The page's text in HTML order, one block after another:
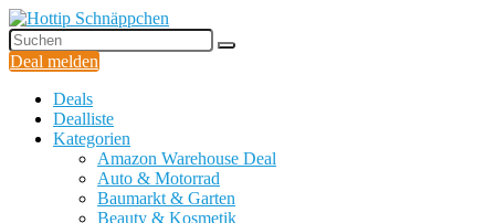
Deal melden
Deals
Dealliste
Kategorien
Amazon Warehouse Deal
Auto & Motorrad
Baumarkt & Garten
Beauty & Kosmetik